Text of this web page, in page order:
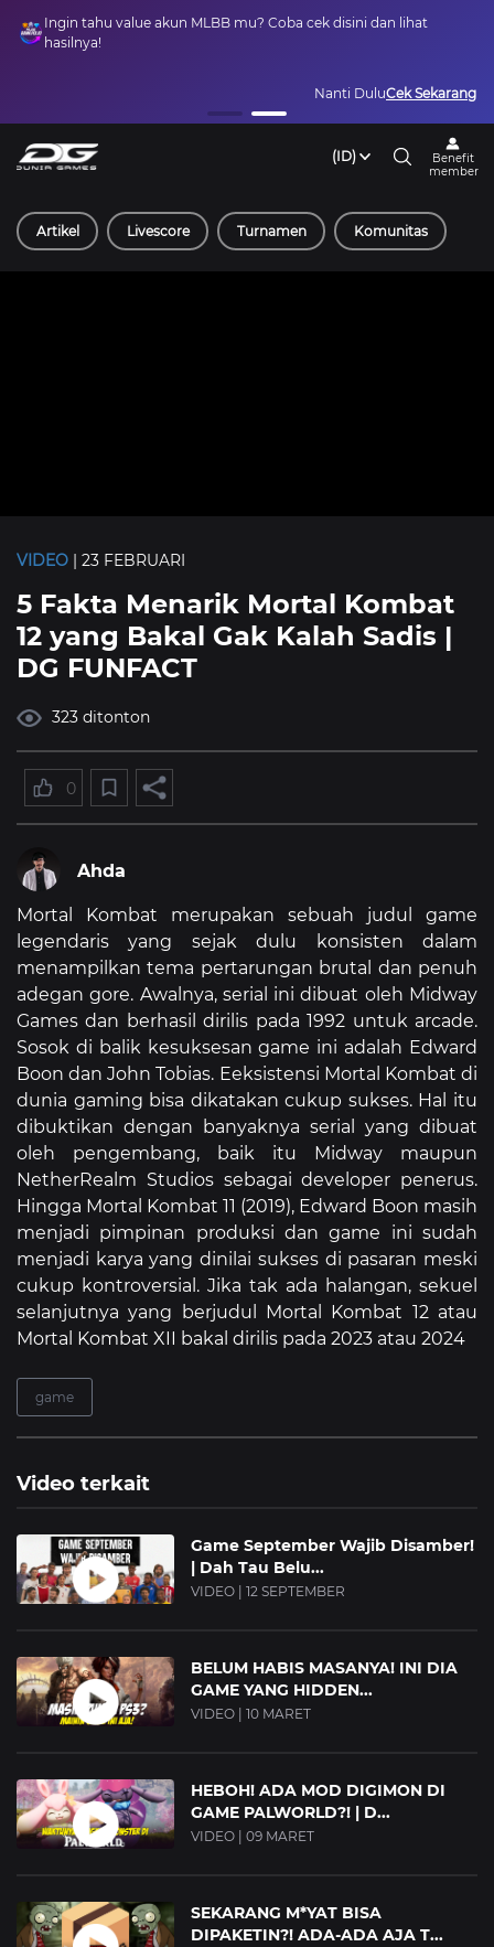
Ingin tahu value akun MLBB mu? Coba cek disini dan lihat
hasilnya!
Nanti DuluCek Sekarang
(ID)
Benefit
member
Artikel Livescore Turnamen Komunitas
VIDEO | 23 FEBRUARI
5 Fakta Menarik Mortal Kombat
12 yang Bakal Gak Kalah Sadis |
DG FUNFACT
323 ditonton
0
Ahda
Mortal Kombat merupakan sebuah judul game
legendaris yang sejak dulu konsisten dalam
menampilkan tema pertarungan brutal dan penuh
adegan gore. Awalnya, serial ini dibuat oleh Midway
Games dan berhasil dirilis pada 1992 untuk arcade.
Sosok di balik kesuksesan game ini adalah Edward
Boon dan John Tobias. Eeksistensi Mortal Kombat di
dunia gaming bisa dikatakan cukup sukses. Hal itu
dibuktikan dengan banyaknya serial yang dibuat
oleh pengembang, baik itu Midway maupun
NetherRealm Studios sebagai developer penerus.
Hingga Mortal Kombat 11 (2019), Edward Boon masih
menjadi pimpinan produksi dan game ini sudah
menjadi karya yang dinilai sukses di pasaran meski
cukup kontroversial. Jika tak ada halangan, sekuel
selanjutnya yang berjudul Mortal Kombat 12 atau
Mortal Kombat XII bakal dirilis pada 2023 atau 2024
game
Video terkait
Game September Wajib Disamber!
| Dah Tau Belu...
VIDEO | 12 SEPTEMBER
BELUM HABIS MASANYA! INI DIA
GAME YANG HIDDEN...
VIDEO | 10 MARET
HEBOH! ADA MOD DIGIMON DI
GAME PALWORLD?! | D...
VIDEO | 09 MARET
SEKARANG M*YAT BISA
DIPAKETIN?! ADA-ADA AJA T...